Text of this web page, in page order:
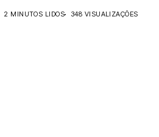
2 MINUTOS LIDOS 348 VISUALIZAÇÕES